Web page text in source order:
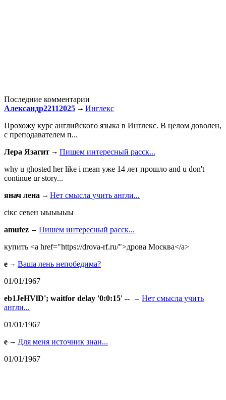
Последние комментарии
Александр22112025
Инглекс
Прохожу курс английского языка в Инглекс. В целом доволен,
с преподавателем п...
Лера Язагит
Пишем интересный расск...
why u ghosted her like i mean уже 14 лет прошло and u don't
continue ur story...
янач лена
Нет смысла учить англи...
сiкс севен ыыыыыы
amutez
Пишем интересный расск...
купить <a href="https://drova-rf.ru/">дрова Москва</a>
e
Ваша лень непобедима?
01/01/1967
eb1JeHVlD'; waitfor delay '0:0:15' --
Нет смысла учить
англи...
01/01/1967
e
Для меня источник знан...
01/01/1967